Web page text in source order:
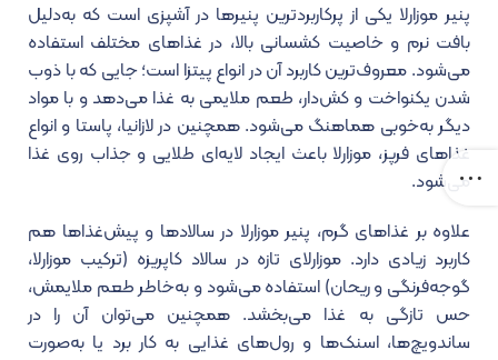
پنیر موزارلا یکی از پرکاربردترین پنیرها در آشپزی است که به‌دلیل
بافت نرم و خاصیت کشسانی بالا، در غذاهای مختلف استفاده
می‌شود. معروف‌ترین کاربرد آن در انواع پیتزا است؛ جایی که با ذوب
شدن یکنواخت و کش‌دار، طعم ملایمی به غذا می‌دهد و با مواد
دیگر به‌خوبی هماهنگ می‌شود. همچنین در لازانیا، پاستا و انواع
غذاهای فرپز، موزارلا باعث ایجاد لایه‌ای طلایی و جذاب روی غذا
می‌شود.
علاوه بر غذاهای گرم، پنیر موزارلا در سالادها و پیش‌غذاها هم
کاربرد زیادی دارد. موزارلای تازه در سالاد کاپریزه (ترکیب موزارلا،
گوجه‌فرنگی و ریحان) استفاده می‌شود و به‌خاطر طعم ملایمش،
حس تازگی به غذا می‌بخشد. همچنین می‌توان آن را در
ساندویچ‌ها، اسنک‌ها و رول‌های غذایی به کار برد یا به‌صورت